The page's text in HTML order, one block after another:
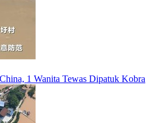
1 Wanita Tewas Dipatuk Kobra